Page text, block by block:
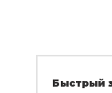
Быстрый